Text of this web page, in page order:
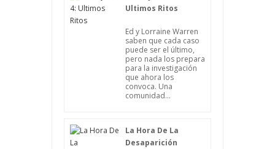
Ultimos Ritos
Ed y Lorraine Warren
saben que cada caso
puede ser el último,
pero nada los prepara
para la investigación
que ahora los
convoca. Una
comunidad...
La Hora De La
Desaparición